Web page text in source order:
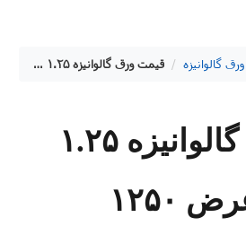
ورق گالوانیزه / قیمت ورق گالوانیزه ۱.۲۵ میلی متر عرض ۱۲۵۰ شهرکرد | ارسال سریع
قیمت ورق گالوانیزه ۱.۲۵
میلی متر عرض ۱۲۵۰